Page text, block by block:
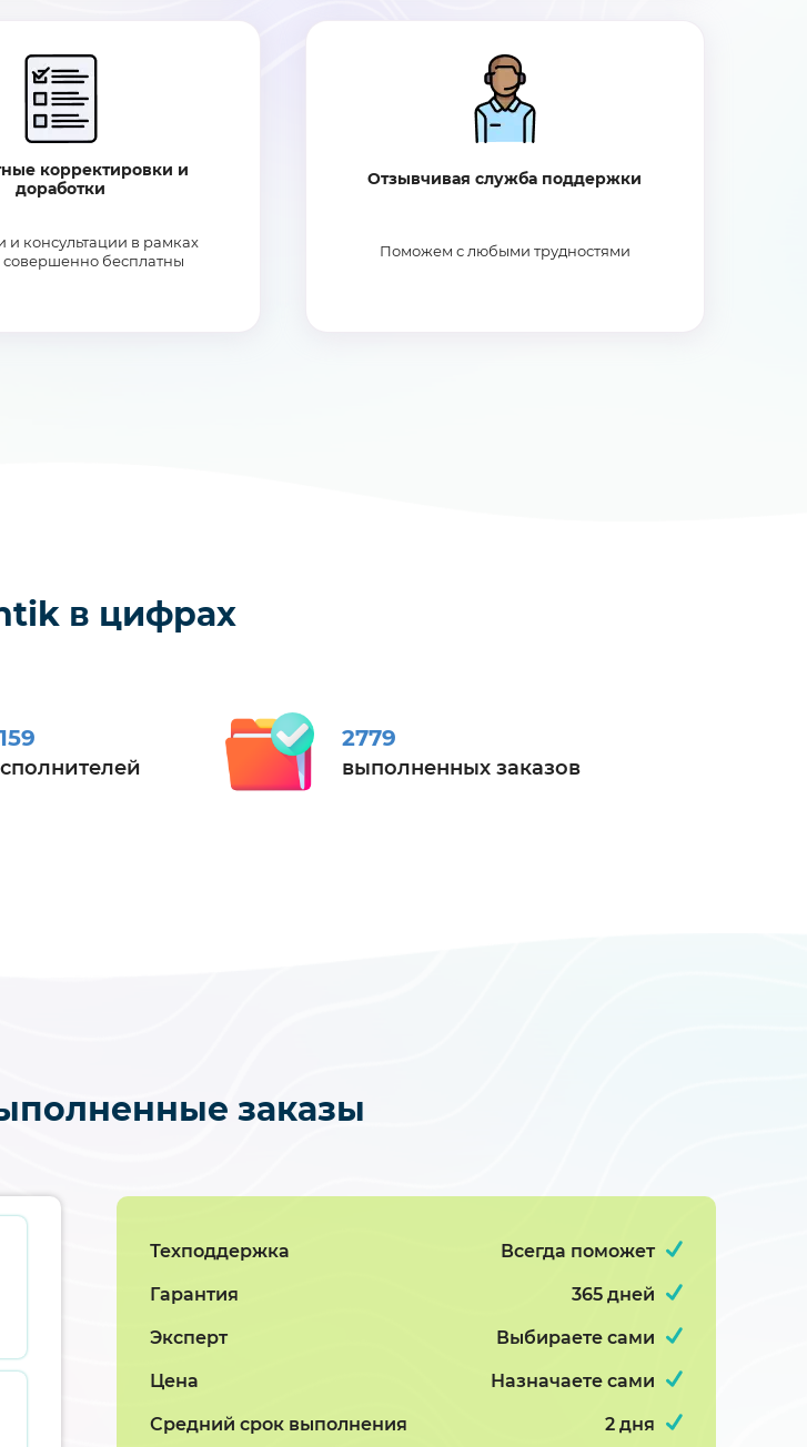
корректировки и
доработки
и консультации в рамках
совершенно бесплатны
Отзывчивая служба поддержки
Поможем с любыми трудностями
в цифрах
2779
выполненных заказов
заказы
Техподдержка Всегда поможет
Гарантия 365 дней
Эксперт Выбираете сами
Цена Назначаете сами
Средний срок выполнения 2 дня